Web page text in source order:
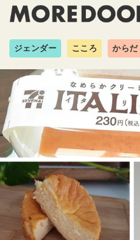
ジェンダー こころ からだ